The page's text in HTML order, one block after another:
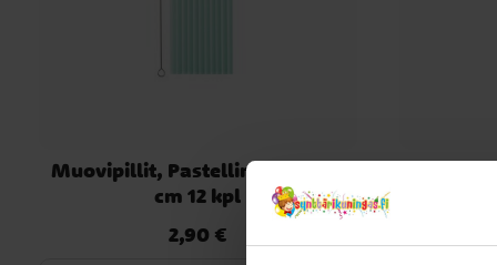
Muovipillit, Pastellinvihreät 23
cm 12 kpl
Hinta:2,90 €
2,90 €